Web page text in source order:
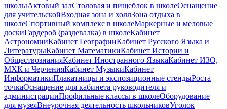
школыАктовый залСтоловая и пищеблок в школеОснащение
для учительскойВходная зона и холлЗона отдыха в
школеСпортивный комплекс в школеМаркерные и меловые
доскиГардероб (раздевалка) в школеКабинет
АстрономииКабинет ГеографииКабинет Русского Языка и
ЛитературыКабинет МатематикиКабинет Истории и
ОбществознанияКабинет Иностранного ЯзыкаКабинет ИЗО,
МХК и ЧерченияКабинет МузыкиКабинет
ИнформатикиПлакатницы и экспозиционные стендыРоста
точкаОснащение для кабинета руководителя и
администрацииПрофильные классы в школеОборудование
для музеяВнеурочная деятельность школьниковУголок